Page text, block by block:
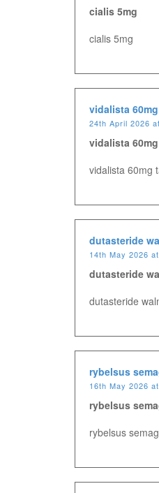
cialis 5mg
cialis 5mg
vidalista
24th April 2026
vidalista
vidalista 60mg
dutasteride
14th May 2026
dutasteride
dutasteride
rybelsus
16th May 2026
rybelsus
rybelsus